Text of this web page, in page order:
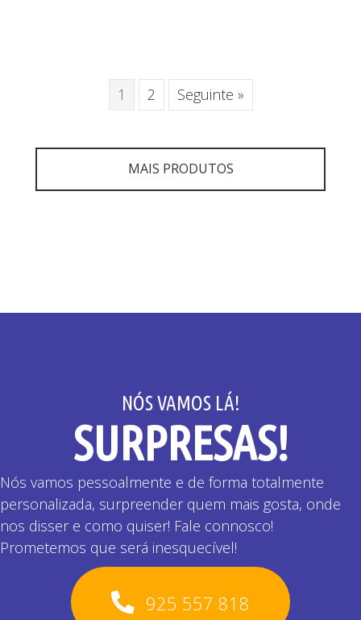
1 2 Seguinte »
MAIS PRODUTOS
NÓS VAMOS LÁ!
SURPRESAS!
Nós vamos pessoalmente e de forma totalmente
personalizada, surpreender quem mais gosta, onde
nos disser e como quiser! Fale connosco!
Prometemos que será inesquecível!
925 557 818